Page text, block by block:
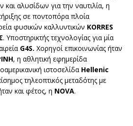
και αλυσίδων για την ναυτιλία, η
σε ποντοπόρα πλοία
φυσικών καλλυντικών KORRES
. Υποστηρικτής τεχνολογίας για μία
G4S. Χορηγοί επικοινωνίας ήταν
, η αθλητική εφημερίδα
ιστοσελίδα Hellenic
τηλεοπτικός μεταδότης με
και φέτος, η NOVA.